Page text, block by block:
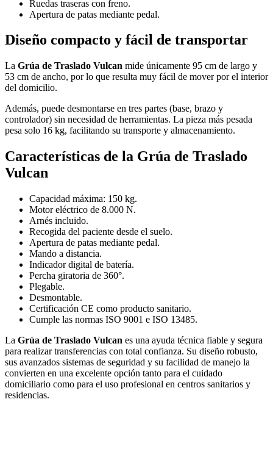
Ruedas traseras con freno.
Apertura de patas mediante pedal.
Diseño compacto y fácil de transportar
La Grúa de Traslado Vulcan mide únicamente 95 cm de largo y
53 cm de ancho, por lo que resulta muy fácil de mover por el interior
del domicilio.
Además, puede desmontarse en tres partes (base, brazo y
controlador) sin necesidad de herramientas. La pieza más pesada
pesa solo 16 kg, facilitando su transporte y almacenamiento.
Características de la Grúa de Traslado
Vulcan
Capacidad máxima: 150 kg.
Motor eléctrico de 8.000 N.
Arnés incluido.
Recogida del paciente desde el suelo.
Apertura de patas mediante pedal.
Mando a distancia.
Indicador digital de batería.
Percha giratoria de 360°.
Plegable.
Desmontable.
Certificación CE como producto sanitario.
Cumple las normas ISO 9001 e ISO 13485.
La Grúa de Traslado Vulcan es una ayuda técnica fiable y segura
para realizar transferencias con total confianza. Su diseño robusto,
sus avanzados sistemas de seguridad y su facilidad de manejo la
convierten en una excelente opción tanto para el cuidado
domiciliario como para el uso profesional en centros sanitarios y
residencias.